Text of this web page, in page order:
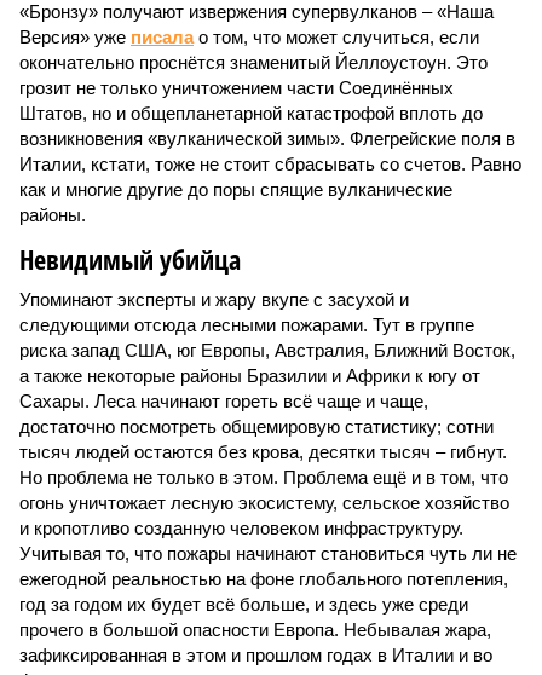
«Бронзу» получают извержения супервулканов – «Наша
Версия» уже писалао том, что может случиться, если
окончательно проснётся знаменитый Йеллоустоун. Это
грозит не только уничтожением части Соединённых
Штатов, но и общепланетарной катастрофой вплоть до
возникновения «вулканической зимы». Флегрейские поля в
Италии, кстати, тоже не стоит сбрасывать со счетов. Равно
как и многие другие до поры спящие вулканические
районы.
Невидимый убийца
Упоминают эксперты и жару вкупе с засухой и
следующими отсюда лесными пожарами. Тут в группе
риска запад США, юг Европы, Австралия, Ближний Восток,
а также некоторые районы Бразилии и Африки к югу от
Сахары. Леса начинают гореть всё чаще и чаще,
достаточно посмотреть общемировую статистику; сотни
тысяч людей остаются без крова, десятки тысяч – гибнут.
Но проблема не только в этом. Проблема ещё и в том, что
огонь уничтожает лесную экосистему, сельское хозяйство
и кропотливо созданную человеком инфраструктуру.
Учитывая то, что пожары начинают становиться чуть ли не
ежегодной реальностью на фоне глобального потепления,
год за годом их будет всё больше, и здесь уже среди
прочего в большой опасности Европа. Небывалая жара,
зафиксированная в этом и прошлом годах в Италии и во